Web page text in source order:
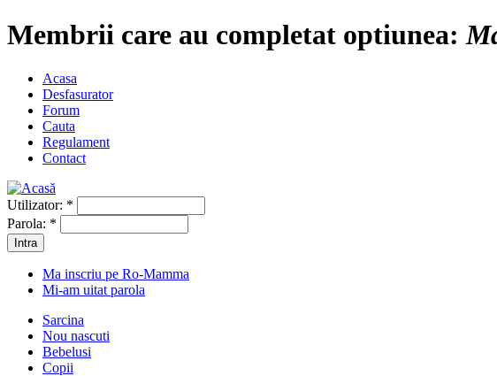
Membrii care au completat optiunea:
Acasa
Desfasurator
Forum
Cauta
Regulament
Contact
Utilizator: *
Parola: *
Ma inscriu pe Ro-Mamma
Mi-am uitat parola
Sarcina
Nou nascuti
Bebelusi
Copii